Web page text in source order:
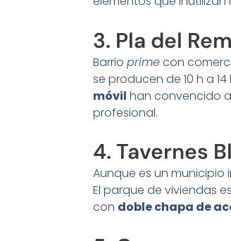
3. Pla del
Barrio primecon
se producen de 10 h a
móvil han convencido
profesional.
4. Tavernes
Aunque es un
El parque de viviendas
con doble chapa de